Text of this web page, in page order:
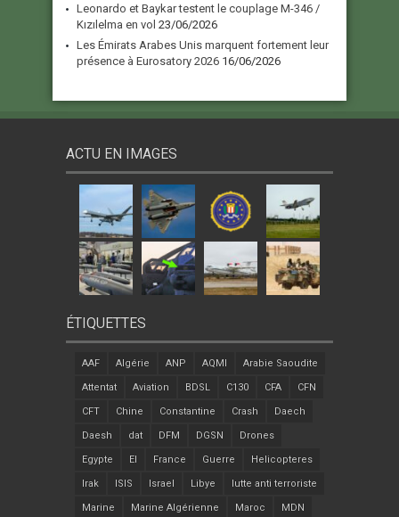
Leonardo et Baykar testent le couplage M-346 /
Kızılelma en vol 23/06/2026
Les Émirats Arabes Unis marquent fortement leur
présence à Eurosatory 2026 16/06/2026
ACTU EN IMAGES
ÉTIQUETTES
AAF Algérie ANP AQMI Arabie Saoudite
Attentat Aviation BDSL C130 CFA CFN
CFT Chine Constantine Crash Daech
Daesh dat DFM DGSN Drones
Egypte EI France Guerre Helicopteres
Irak ISIS Israel Libye lutte anti terroriste
Marine Marine Algérienne Maroc MDN